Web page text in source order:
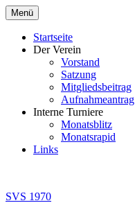
Zum
Inhalt
springen
Menü
Startseite
Der Verein
Vorstand
Satzung
Mitgliedsbeitrag
Aufnahmeantrag
Interne Turniere
Monatsblitz
Monatsrapid
Links
SVS 1970